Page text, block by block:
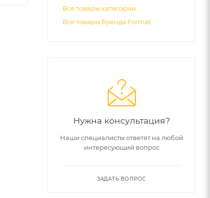
Все товары категории
Все товары бренда Format
Нужна консультация?
Наши специалисты ответят на любой
интересующий вопрос
ЗАДАТЬ ВОПРОС